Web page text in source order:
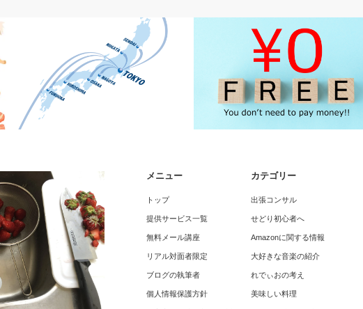
Amazon自己発送・出荷までの日数【設
定方法を解説します】
無料オファーって何？最も簡単に稼げる
けど・・・
メニュー
トップ
提供サービス一覧
無料メール講座
リアル対面者限定
ブログの執筆者
個人情報保護方針
カテゴリー
出張コンサル
せどり初心者へ
Amazonに関する情報
大好きな音楽の紹介
れでぃおの考え
美味しい料理